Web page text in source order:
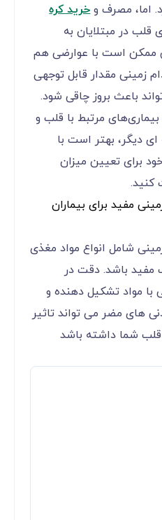
اما، مصرف وخرید کره
قلب در مبتلایان به
ممکن است با عوارضی هم
زمینی مقدار قابل توجهی
باعث بروز چاقی شود.
بیماری‌های مرتبط با قلب و
دیگر، بهتر است با
برای تعیین میزان
کنید.
مفید برای بیماران
شامل انواع مواد مغذی
مفید باشد. دقت در
با مواد تشکیل دهنده و
های مضر می تواند تاثیر
شما داشته باشد